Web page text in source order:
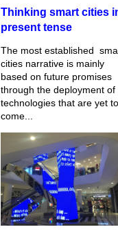
Thinking smart cities
present tense
The most established
cities narrative is mainly
based on future promises
through the deployment of
technologies that are yet to
come...